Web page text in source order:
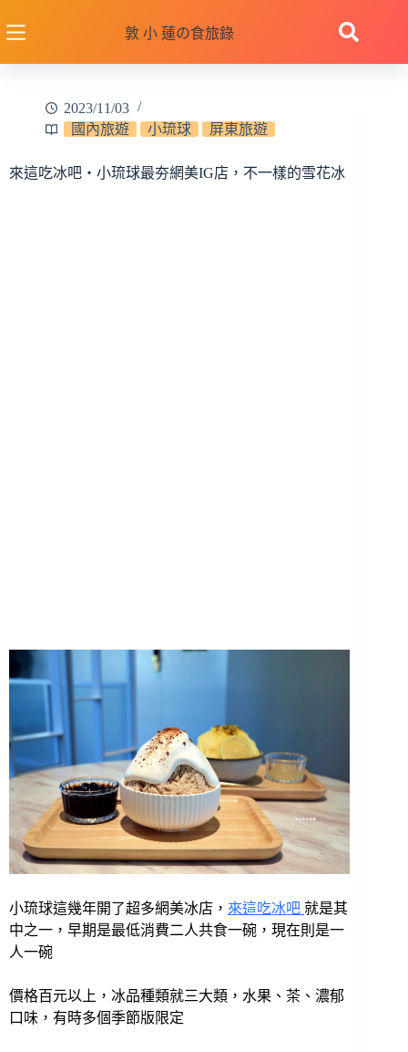
至
敦 小 蓮の食旅錄
2023/11/03
國內旅遊
小琉球 屏東旅遊
來這吃冰吧‧小琉球最夯網美IG店，不一樣的雪花冰
小琉球這幾年開了超多網美冰店， 來這吃冰吧 就是其
中之一，早期是最低消費二人共食一碗，現在則是一
人一碗
價格百元以上，冰品種類就三大類，水果、茶、濃郁
口味，有時多個季節版限定